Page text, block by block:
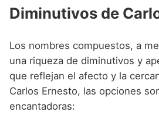
Diminutivos de
Los nombres compuestos, a
una riqueza de diminutivos y
que reflejan el afecto y la
Carlos Ernesto, las opciones
encantadoras: